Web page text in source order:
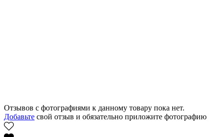
Отзывов с фотографиями к данному товару пока нет.
Добавьте свой отзыв и обязательно приложите фотографию